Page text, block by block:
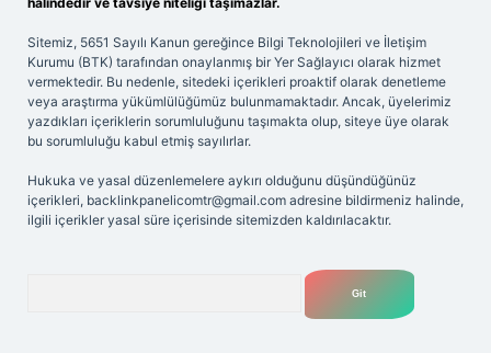
Sitemiz, 5651 Sayılı Kanun gereğince Bilgi Teknolojileri ve İletişim
Kurumu (BTK) tarafından onaylanmış bir Yer Sağlayıcı olarak hizmet
vermektedir. Bu nedenle, sitedeki içerikleri proaktif olarak denetleme
veya araştırma yükümlülüğümüz bulunmamaktadır. Ancak, üyelerimiz
yazdıkları içeriklerin sorumluluğunu taşımakta olup, siteye üye olarak
bu sorumluluğu kabul etmiş sayılırlar.
Hukuka ve yasal düzenlemelere aykırı olduğunu düşündüğünüz
içerikleri, backlinkpanelicomtr@gmail.com adresine bildirmeniz halinde,
ilgili içerikler yasal süre içerisinde sitemizden kaldırılacaktır.